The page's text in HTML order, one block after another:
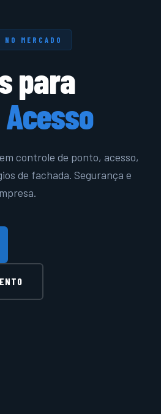
MERCADO
para
Acesso
controle de ponto, acesso,
de fachada. Segurança e